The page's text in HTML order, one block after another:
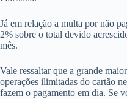
Já em relação a multa por não
2% sobre o total devido
mês.
Vale ressaltar que a grande
operações ilimitadas do cartão
fazem o pagamento em dia. Se